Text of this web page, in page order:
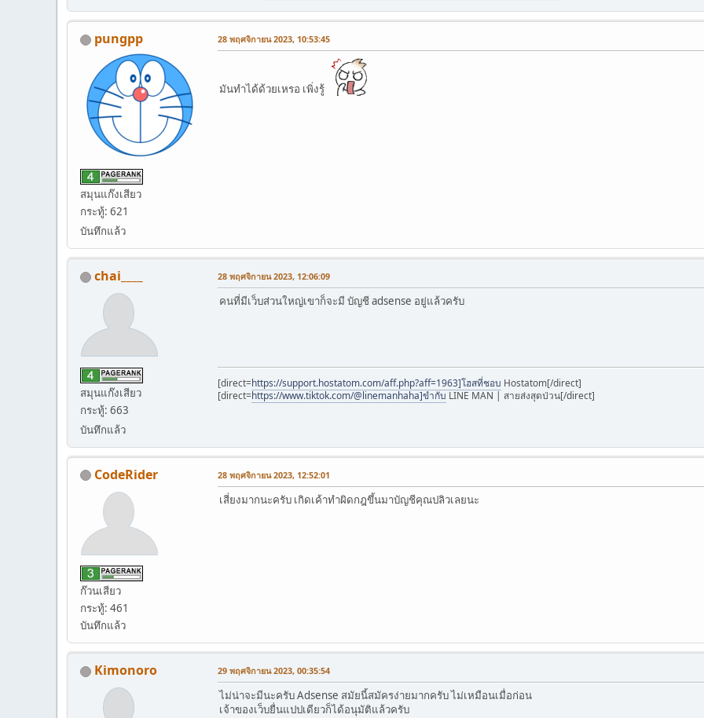
pungpp
สมุนแก๊งเสียว
กระทู้: 621
บันทึกแล้ว
28 พฤศจิกายน 2023, 10:53:45
มันทำได้ด้วยเหรอ เพิ่งรู้
chai____
สมุนแก๊งเสียว
กระทู้: 663
บันทึกแล้ว
28 พฤศจิกายน 2023, 12:06:09
คนที่มีเว็บส่วนใหญ่เขาก็จะมี บัญชี adsense อยู่แล้วครับ
[direct=https://support.hostatom.com/aff.php?aff=1963]โฮสที่ชอบ Hostatom[/direct]
[direct=https://www.tiktok.com/@linemanhaha]ขำกับ LINE MAN | สายส่งสุดป่วน[/direct]
CodeRider
ก๊วนเสียว
กระทู้: 461
บันทึกแล้ว
28 พฤศจิกายน 2023, 12:52:01
เสี่ยงมากนะครับ เกิดเค้าทำผิดกฎขึ้นมาบัญชีคุณปลิวเลยนะ
Kimonoro 29 พฤศจิกายน 2023, 00:35:54
ไม่น่าจะมีนะครับ Adsense สมัยนี้สมัครง่ายมากครับ ไม่เหมือนเมื่อก่อน
เจ้าของเว็บยื่นแปปเดียวก็ได้อนุมัติแล้วครับ